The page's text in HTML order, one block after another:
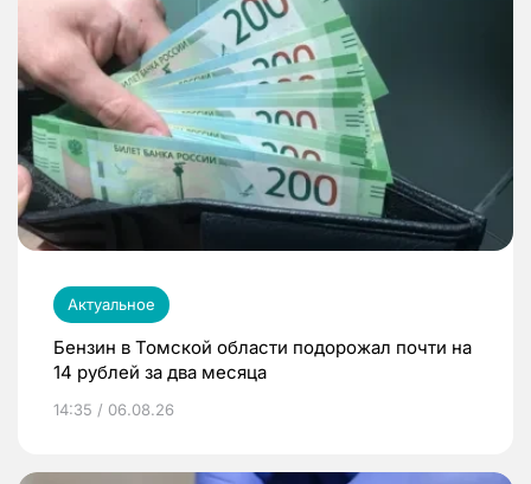
Актуальное
Бензин в Томской области подорожал почти на
14 рублей за два месяца
14:35 / 06.08.26